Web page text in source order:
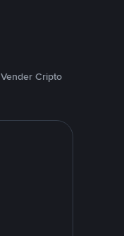
Vender Cripto